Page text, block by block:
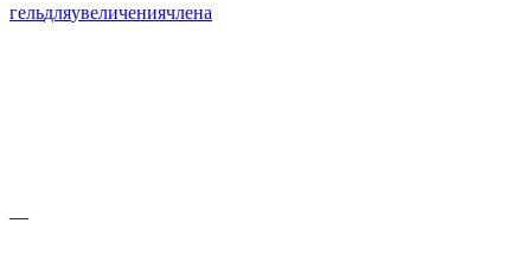
гельдляувеличениячлена
—